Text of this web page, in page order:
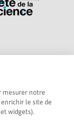
mesurer notre
le site de
widgets).